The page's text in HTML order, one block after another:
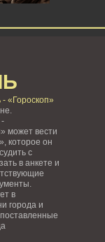
«Гороскоп»
может вести
которое он
с
в анкете и
в
города и